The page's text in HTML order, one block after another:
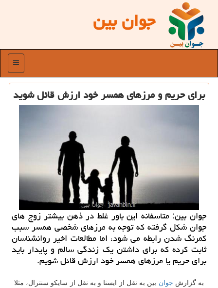
جوان بین
منو
برای حریم و مرزهای همسر خود ارزش قائل شوید
جوان بین: متاسفانه این باور غلط در ذهن بیشتر زوج های
جوان شكل گرفته كه توجه به مرزهای شخصی همسر سبب
كمرنگ شدن رابطه می شود، اما مطالعات اخیر روانشناسان
ثابت كرده كه برای داشتن یك زندگی سالم و پایدار باید
برای حریم یا مرزهای همسر خود ارزش قائل شویم.
به گزارش جوان بین به نقل از ایسنا و به نقل از سایكو سنترال، مثلا